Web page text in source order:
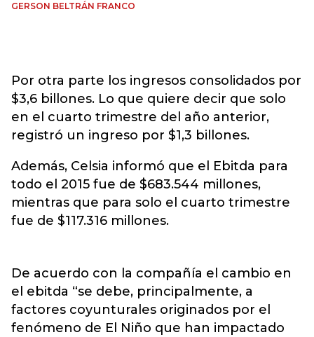
GERSON BELTRÁN FRANCO
Por otra parte los ingresos consolidados por
$3,6 billones. Lo que quiere decir que solo
en el cuarto trimestre del año anterior,
registró un ingreso por $1,3 billones.
Además, Celsia informó que el Ebitda para
todo el 2015 fue de $683.544 millones,
mientras que para solo el cuarto trimestre
fue de $117.316 millones.
De acuerdo con la compañía el cambio en
el ebitda “se debe, principalmente, a
factores coyunturales originados por el
fenómeno de El Niño que han impactado